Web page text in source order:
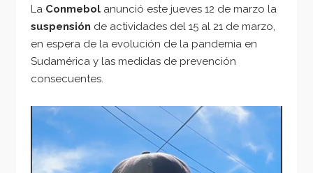
La Conmebol anunció este jueves 12 de marzo la
suspensión de actividades del 15 al 21 de marzo,
en espera de la evolución de la pandemia en
Sudamérica y las medidas de prevención
consecuentes.
Reproductor
vídeo